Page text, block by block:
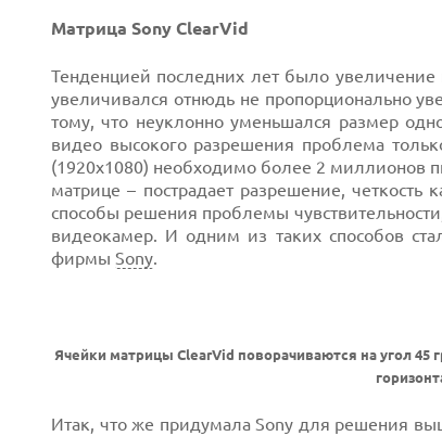
Матрица Sony ClearVid
Тенденцией последних лет было
увеличивался отнюдь не пропорционально
тому, что неуклонно уменьшался размер
видео высокого разрешения проблема
(1920x1080) необходимо более 2 миллионов
матрице – пострадает разрешение,
способы решения проблемы
видеокамер. И одним из таких способов
фирмы Sony.
Ячейки матрицы ClearVid поворачиваются на угол 45
Итак, что же придумала Sony для решения